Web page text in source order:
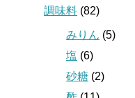
調味料 (82)
みりん (5)
塩 (6)
砂糖 (2)